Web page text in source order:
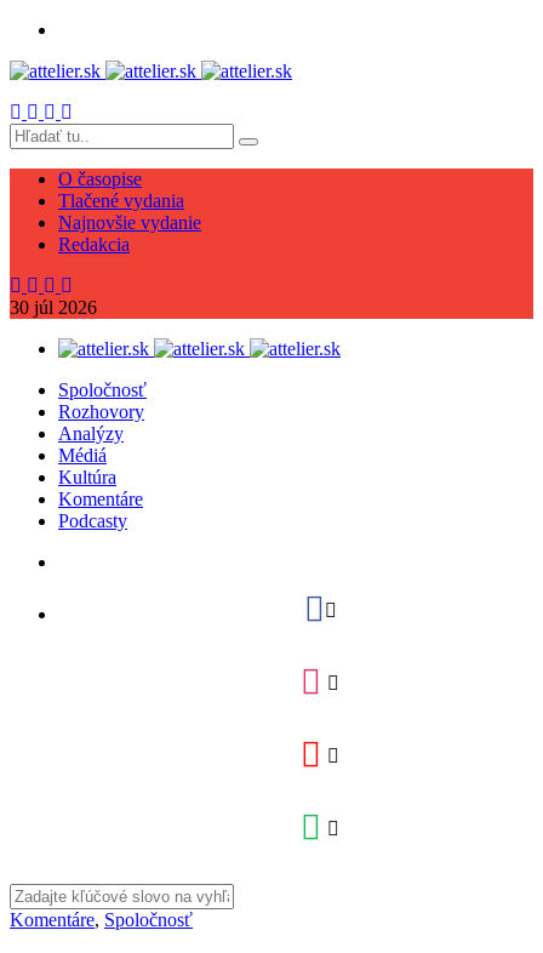
O časopise
Tlačené vydania
Najnovšie vydanie
Redakcia
30 júl 2026
Spoločnosť
Rozhovory
Analýzy
Médiá
Kultúra
Komentáre
Podcasty
Komentáre, Spoločnosť